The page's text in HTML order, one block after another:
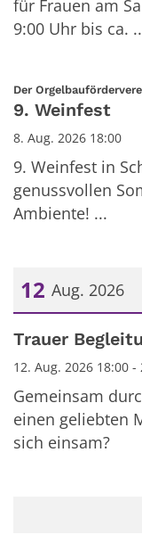
für Frauen am
9:00 Uhr bis ca.
Der
9. Weinfest
8. Aug. 2026 18:00
9. Weinfest in
genussvollen
Ambiente! ...
12 Aug. 2026
Datum: 12.
Trauer
12. Aug. 2026 18:00 -
Gemeinsam
einen geliebten
sich einsam?